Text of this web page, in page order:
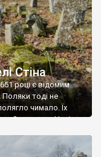
Стіна
році є відомим
Поляки тоді не
чимало. Їх
Замковим. Нині на
епітафії стер […]